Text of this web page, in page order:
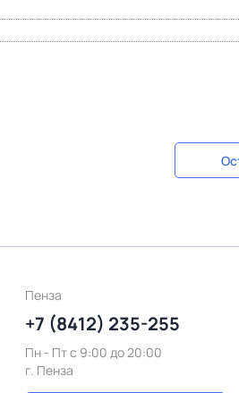
Пенза
+7 (8412) 235-255
Пн - Пт c 9:00 до 20:00
г. Пенза